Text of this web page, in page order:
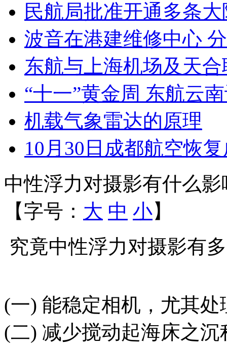
民航局批准开通多条
波音在港建维修中心
东航与上海机场及天
“十一”黄金周 东航云
机载气象雷达的原理
10月30日成都航空恢
中性浮力对摄影有什么影
【字号： 大 中 小】
究竟中性浮力对摄影有
(一) 能稳定相机，尤其
(二) 减少搅动起海床之